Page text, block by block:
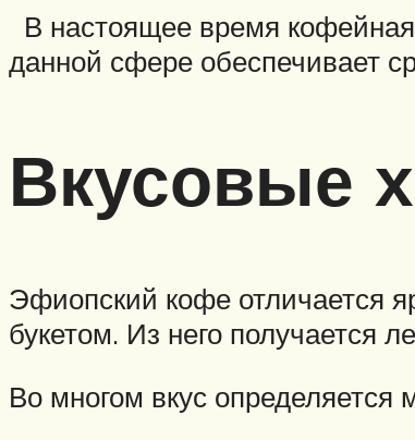
В настоящее время
данной сфере обеспечивает
Вкусовые
Эфиопский кофе отличается
букетом. Из него получается
Во многом вкус